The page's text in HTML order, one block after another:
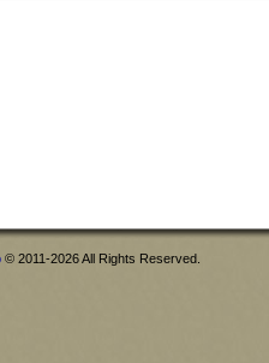
© 2011-2026 All Rights Reserved.